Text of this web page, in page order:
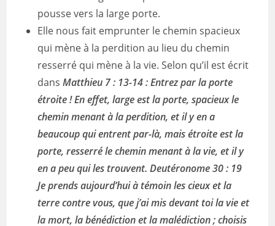
pousse vers la large porte.
Elle nous fait emprunter le chemin spacieux
qui mène à la perdition au lieu du chemin
resserré qui mène à la vie. Selon qu’il est écrit
dansMatthieu 7 : 13-14 : Entrez par la porte
étroite ! En effet, large est la porte, spacieux le
chemin menant à la perdition, et il y en a
beaucoup qui entrent par-là, mais étroite est la
porte, resserré le chemin menant à la vie, et il y
en a peu qui les trouvent. Deutéronome 30 : 19
Je prends aujourd’hui à témoin les cieux et la
terre contre vous, que j’ai mis devant toi la vie et
la mort, la bénédiction et la malédiction ; choisis